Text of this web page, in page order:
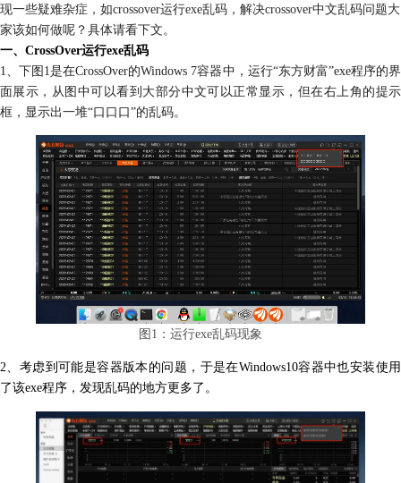
现一些疑难杂症，如crossover运行exe乱码，解决crossover中文乱码问题大
家该如何做呢？具体请看下文。
一、CrossOver运行exe乱码
1、下图1是在CrossOver的Windows 7容器中，运行“东方财富”exe程序的界
面展示，从图中可以看到大部分中文可以正常显示，但在右上角的提示
框，显示出一堆“口口口”的乱码。
图1：运行exe乱码现象
2、考虑到可能是容器版本的问题，于是在Windows10容器中也安装使用
了该exe程序，发现乱码的地方更多了。